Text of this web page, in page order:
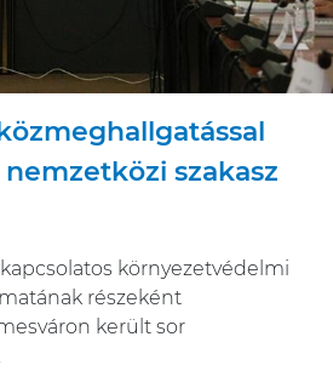
szakasz
környezetvédelmi
részeként
került sor